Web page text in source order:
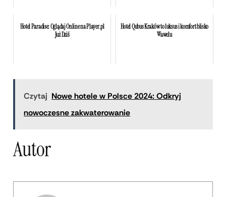
Hotel Paradise: Oglądaj Online na Player.pl
Już Dziś
Hotel Qubus Kraków to luksus i komfort blisko
Wawelu
Czytaj Nowe hotele w Polsce 2024: Odkryj
nowoczesne zakwaterowanie
Autor